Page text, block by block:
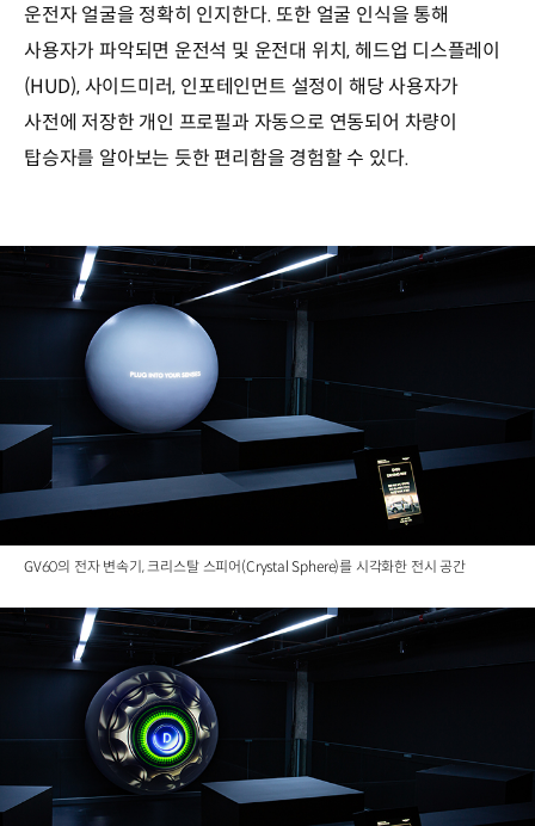
운전자 얼굴을 정확히 인지한다. 또한 얼굴 인식을 통해
사용자가 파악되면 운전석 및 운전대 위치, 헤드업 디스플레이
(HUD), 사이드미러, 인포테인먼트 설정이 해당 사용자가
사전에 저장한 개인 프로필과 자동으로 연동되어 차량이
탑승자를 알아보는 듯한 편리함을 경험할 수 있다.
GV60의 전자 변속기, 크리스탈 스피어(Crystal Sphere)를 시각화한 전시 공간